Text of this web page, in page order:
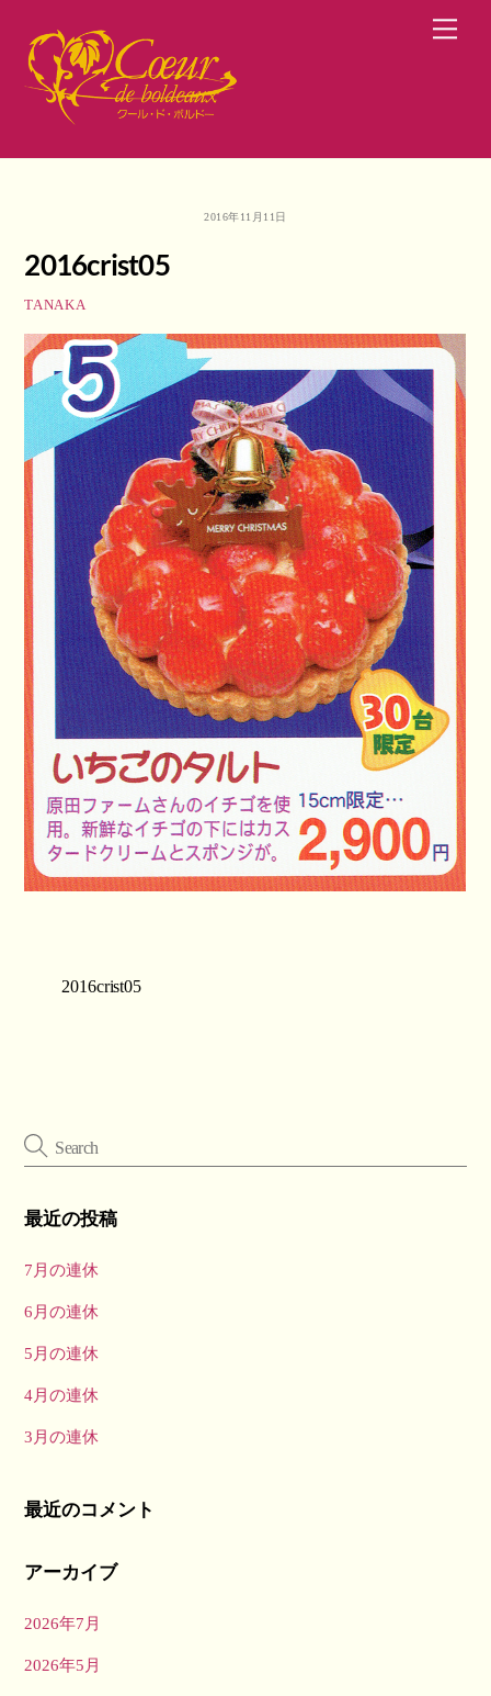
content
2016年11月11日
2016crist05
TANAKA
2016crist05
最近の投稿
7月の連休
6月の連休
5月の連休
4月の連休
3月の連休
最近のコメント
アーカイブ
2026年7月
2026年5月